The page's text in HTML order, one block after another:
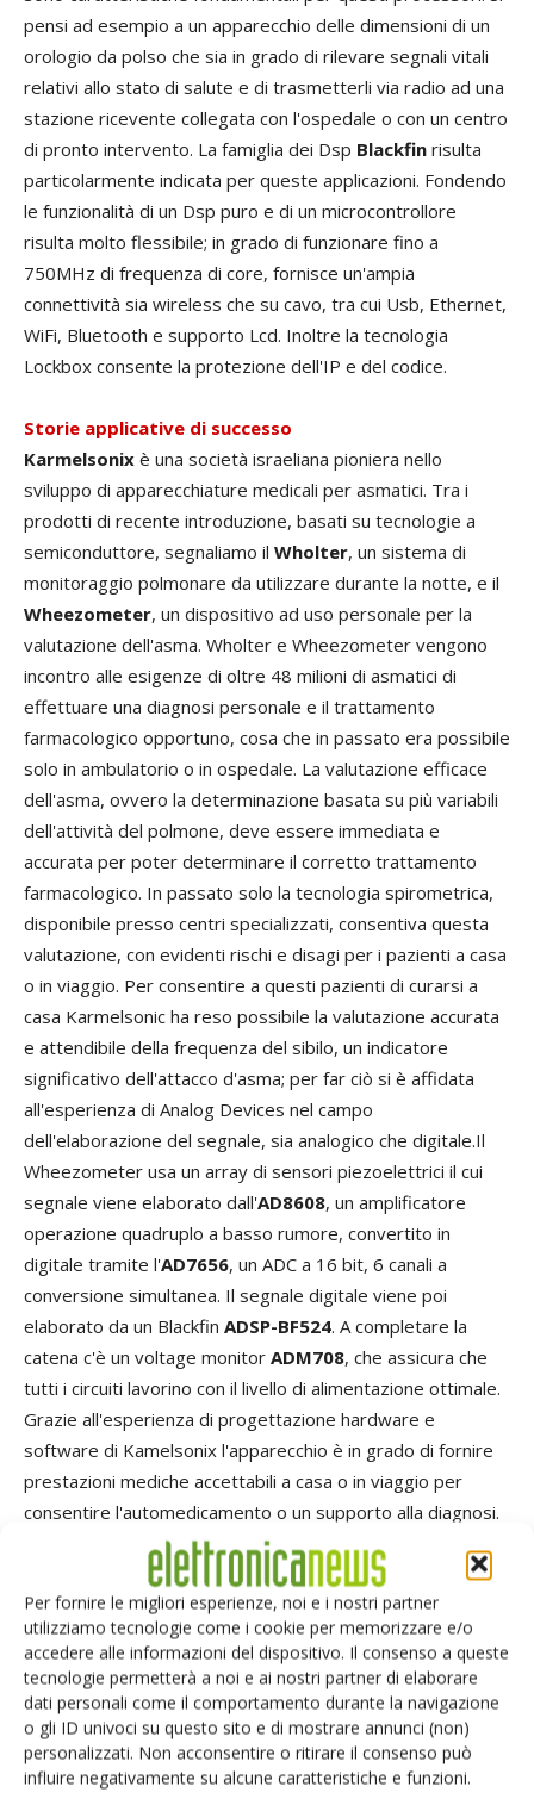
Per fornire le migliori esperienze, noi e i nostri partner
utilizziamo tecnologie come i cookie per memorizzare e/o
accedere alle informazioni del dispositivo. Il consenso a queste
tecnologie permetterà a noi e ai nostri partner di elaborare
dati personali come il comportamento durante la navigazione
o gli ID univoci su questo sito e di mostrare annunci (non)
personalizzati. Non acconsentire o ritirare il consenso può
influire negativamente su alcune caratteristiche e funzioni.
pensi ad esempio a un apparecchio delle dimensioni di un
orologio da polso che sia in grado di rilevare segnali vitali
relativi allo stato di salute e di trasmetterli via radio ad una
stazione ricevente collegata con l'ospedale o con un centro
di pronto intervento. La famiglia dei Dsp Blackfin risulta
particolarmente indicata per queste applicazioni. Fondendo
le funzionalità di un Dsp puro e di un microcontrollore
risulta molto flessibile; in grado di funzionare fino a
750MHz di frequenza di core, fornisce un'ampia
connettività sia wireless che su cavo, tra cui Usb, Ethernet,
WiFi, Bluetooth e supporto Lcd. Inoltre la tecnologia
Lockbox consente la protezione dell'IP e del codice.
Storie applicative di successo
Karmelsonix è una società israeliana pioniera nello
sviluppo di apparecchiature medicali per asmatici. Tra i
prodotti di recente introduzione, basati su tecnologie a
semiconduttore, segnaliamo il Wholter, un sistema di
monitoraggio polmonare da utilizzare durante la notte, e il
Wheezometer, un dispositivo ad uso personale per la
valutazione dell'asma. Wholter e Wheezometer vengono
incontro alle esigenze di oltre 48 milioni di asmatici di
effettuare una diagnosi personale e il trattamento
farmacologico opportuno, cosa che in passato era possibile
solo in ambulatorio o in ospedale. La valutazione efficace
dell'asma, ovvero la determinazione basata su più variabili
dell'attività del polmone, deve essere immediata e
accurata per poter determinare il corretto trattamento
farmacologico. In passato solo la tecnologia spirometrica,
disponibile presso centri specializzati, consentiva questa
valutazione, con evidenti rischi e disagi per i pazienti a casa
o in viaggio. Per consentire a questi pazienti di curarsi a
casa Karmelsonic ha reso possibile la valutazione accurata
e attendibile della frequenza del sibilo, un indicatore
significativo dell'attacco d'asma; per far ciò si è affidata
all'esperienza di Analog Devices nel campo
dell'elaborazione del segnale, sia analogico che digitale.Il
Wheezometer usa un array di sensori piezoelettrici il cui
segnale viene elaborato dall'AD8608, un amplificatore
operazione quadruplo a basso rumore, convertito in
digitale tramite l'AD7656, un ADC a 16 bit, 6 canali a
conversione simultanea. Il segnale digitale viene poi
elaborato da un Blackfin ADSP-BF524. A completare la
catena c'è un voltage monitor ADM708, che assicura che
tutti i circuiti lavorino con il livello di alimentazione ottimale.
Grazie all'esperienza di progettazione hardware e
software di Kamelsonix l'apparecchio è in grado di fornire
prestazioni mediche accettabili a casa o in viaggio per
consentire l'automedicamento o un supporto alla diagnosi.
Molti dispositivi medicali domestici hanno una funzione
molto semplice ma determinante nella prevenzione di
situazioni critiche e in alcuni casi arrivare a salvare una vita.
Ad esempio negli Stati Uniti oltre 320 mila persone
muoiono in un anno per arresto cardiaco improvviso, e
sembrerebbe che oltre il 70% degli attacchi avviene in
presenza di un familiare o conoscente stretto. In questi
casi una corretta rianimazione può fare la differenza tra la